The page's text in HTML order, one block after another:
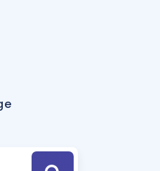
Hesaplama Aracı
için Öneriler
Tek Takvimde